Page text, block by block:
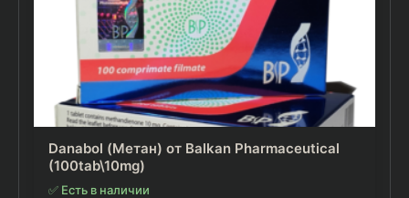
Danabol (Метан) от Balkan Pharmaceutical
(100tab\10mg)
✅ Есть в наличии